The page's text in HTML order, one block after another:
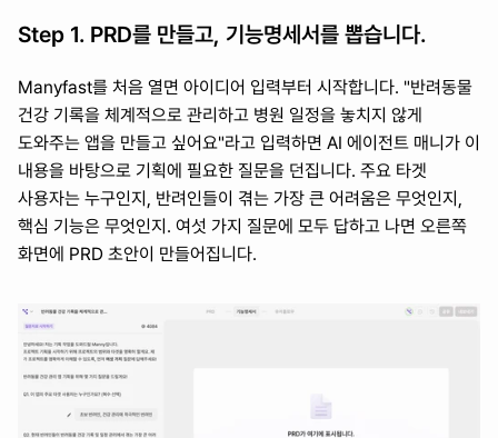
Step 1. PRD를 만들고, 기능명세서를 뽑습니다.
Manyfast를 처음 열면 아이디어 입력부터 시작합니다. "반려동물
건강 기록을 체계적으로 관리하고 병원 일정을 놓치지 않게
도와주는 앱을 만들고 싶어요"라고 입력하면 AI 에이전트 매니가 이
내용을 바탕으로 기획에 필요한 질문을 던집니다. 주요 타겟
사용자는 누구인지, 반려인들이 겪는 가장 큰 어려움은 무엇인지,
핵심 기능은 무엇인지. 여섯 가지 질문에 모두 답하고 나면 오른쪽
화면에 PRD 초안이 만들어집니다.